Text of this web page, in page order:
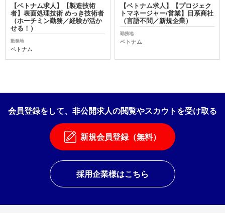
【ベトナム求人】【製造技術
者】表面処理技術 めっき技術者
（ホーチミン勤務／経験が活か
せる！）
勤務地
ベトナム
【ベトナム求人】【プロジェク
トマネージャー/営業】日系商社
（言語不問／新規企業）
勤務地
ベトナム
会員登録をして、非公開求人の閲覧やスカウトを受け取る
新規会員登録（無料）
採用企業様はこちら